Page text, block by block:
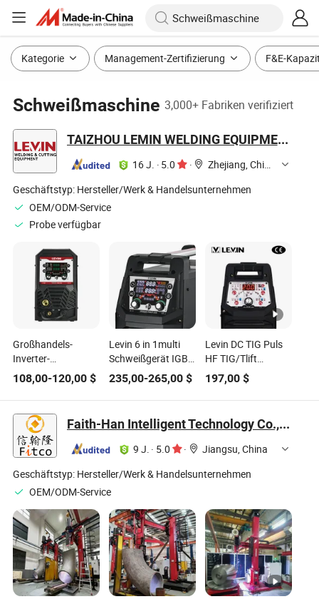
Kategorie Management-Zertifizierung F&E-
Schweißmaschine 3,000+ Fabriken verifiziert
TAIZHOU LEMIN WELDING EQUIPMENT CO., LTD.
16 J. · 5.0 ·
Zhejiang, China
Geschäftstyp: Hersteller/Werk & Handelsunternehmen
OEM/ODM-Service
Probe verfügbar
Großhandels-
Inverter-
Schweißgerät Sync-
160 V4.0
MIG/Mag/TIG/MMA
Schweißmaschine
108,00-120,00 $
Levin 6 in 1multi
Schweißgerät IGBT
Inverter MIG Puls
/MIG Mag/ Hf TIG
/Hf Schnitt/ MMA
Schweißmaschine
235,00-265,00$
Levin DC TIG Puls
HF TIG/Tlift
TIG/TIG
Kalt-/
197,00$
Faith-Han Intelligent Technology Co., Ltd.
9 J. · 5.0 ·
Jiangsu, China
Geschäftstyp: Hersteller/Werk & Handelsunternehmen
OEM/ODM-Service